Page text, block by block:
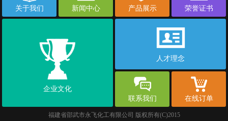
关于我们 新闻中心 产品展示 荣誉证书
企业文化
人才理念
联系我们 在线订单
福建省邵武市永飞化工有限公司 版权所有(C)2015